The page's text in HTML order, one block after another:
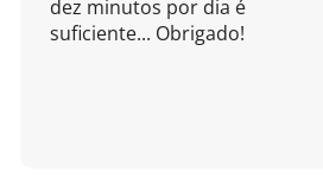
dez minutos por dia é
suficiente... Obrigado!